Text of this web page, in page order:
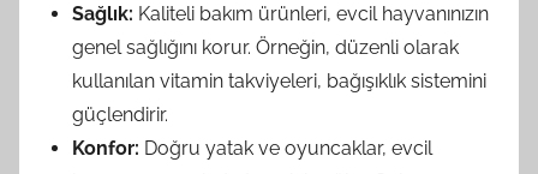
Sağlık: Kaliteli bakım ürünleri, evcil hayvanınızın
genel sağlığını korur. Örneğin, düzenli olarak
kullanılan vitamin takviyeleri, bağışıklık sistemini
güçlendirir.
Konfor: Doğru yatak ve oyuncaklar, evcil